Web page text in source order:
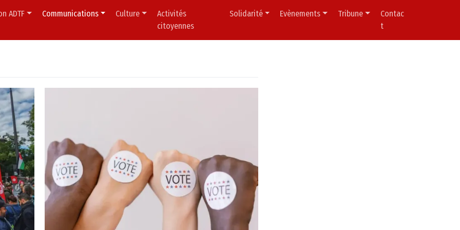
ADTF Communications Culture
Activités
citoyennes
Solidarité Evènements Tribune
Contac
t